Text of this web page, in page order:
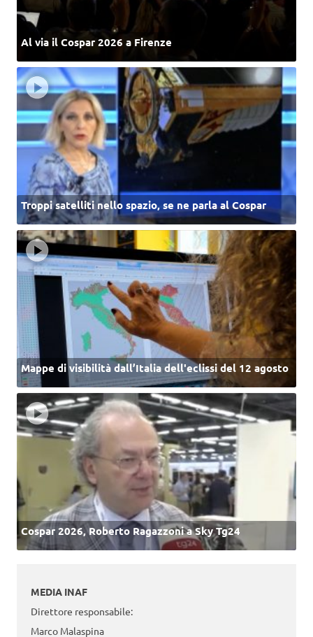
Al via il Cospar 2026 a Firenze
Troppi satelliti nello spazio, se ne parla al Cospar
Mappe di visibilità dall’Italia dell'eclissi del 12 agosto
Cospar 2026, Roberto Ragazzoni a Sky Tg24
MEDIA INAF
Direttore responsabile:
Marco Malaspina